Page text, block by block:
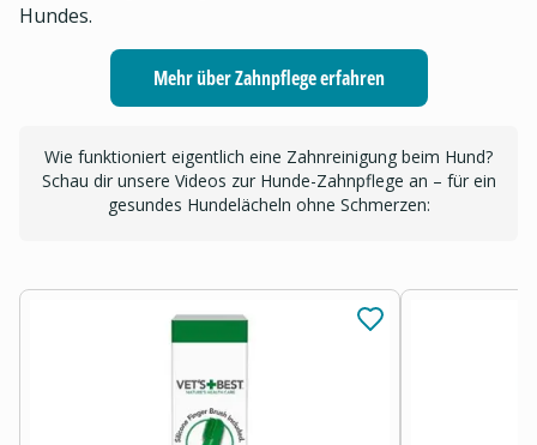
Hundes.
Mehr über Zahnpflege erfahren
Wie funktioniert eigentlich eine Zahnreinigung beim Hund?
Schau dir unsere Videos zur Hunde-Zahnpflege an – für ein
gesundes Hundelächeln ohne Schmerzen: